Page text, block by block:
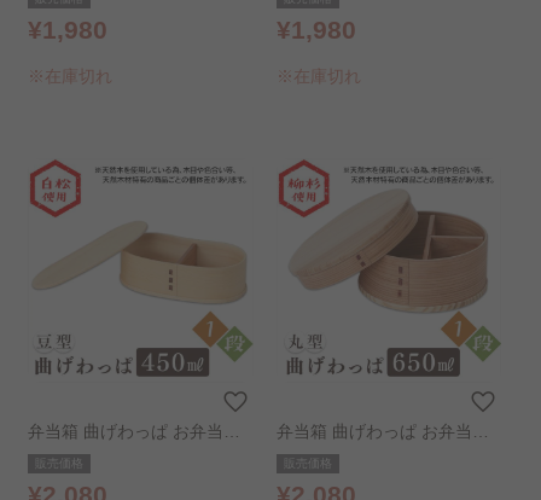
¥1,980
※在庫切れ
¥1,980
※在庫切れ
弁当箱 曲げわっぱ お弁当箱
バンド付き ナチュラル 豆型
2段
販売価格
弁当箱 曲げわっぱ お弁当箱
バンド付き ナチュラル 丸型
販売価格